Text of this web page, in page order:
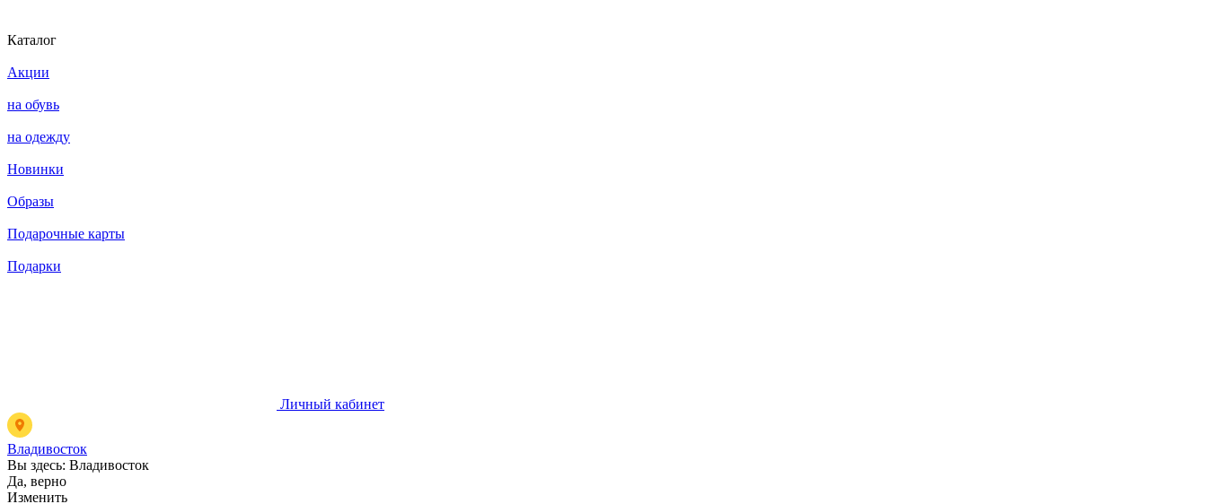
Каталог
Акции
на обувь
на одежду
Новинки
Образы
Подарочные карты
Подарки
Личный кабинет
Владивосток
Вы здесь: Владивосток
Да, верно
Изменить